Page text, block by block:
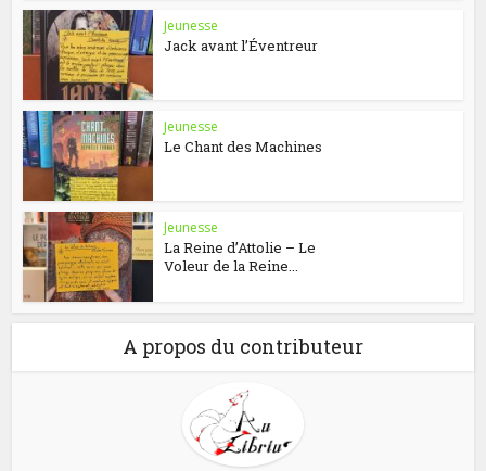
Jeunesse
Jack avant l’Éventreur
Jeunesse
Le Chant des Machines
Jeunesse
La Reine d’Attolie – Le
Voleur de la Reine...
A propos du contributeur